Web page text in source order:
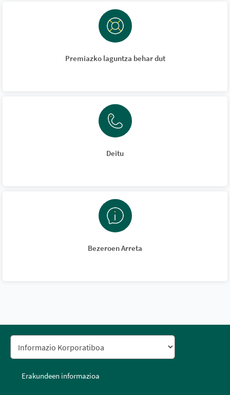
Premiazko laguntza behar dut
Deitu
Bezeroen Arreta
Erakundeen informazioa